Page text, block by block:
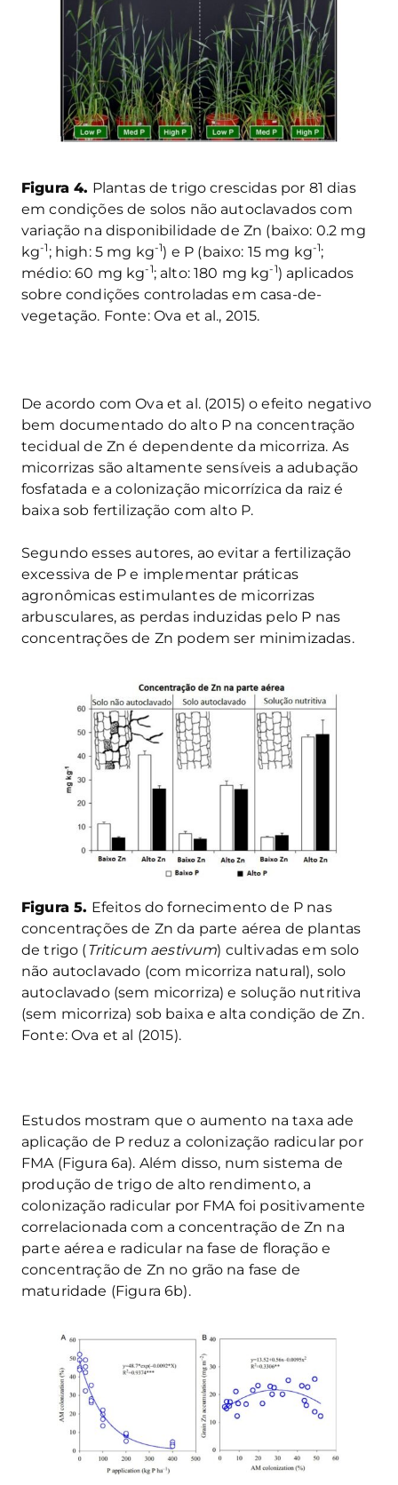
Figura 4. Plantas de trigo crescidas por 81 dias
em condições de solos não autoclavados com
variação na disponibilidade de Zn (baixo: 0.2 mg
kg-1 ; high: 5 mg kg-1) e P (baixo: 15 mg kg-1;
médio: 60 mg kg-1; alto: 180 mg kg-1) aplicados
sobre condições controladas em casa-de-
vegetação. Fonte: Ova et al., 2015.
De acordo com Ova et al. (2015) o efeito negativo
bem documentado do alto P na concentração
tecidual de Zn é dependente da micorriza. As
micorrizas são altamente sensíveis a adubação
fosfatada e a colonização micorrízica da raiz é
baixa sob fertilização com alto P.
Segundo esses autores, ao evitar a fertilização
excessiva de P e implementar práticas
agronômicas estimulantes de micorrizas
arbusculares, as perdas induzidas pelo P nas
concentrações de Zn podem ser minimizadas.
Figura 5. Efeitos do fornecimento de P nas
concentrações de Zn da parte aérea de plantas
de trigo (Triticum aestivum) cultivadas em solo
não autoclavado (com micorriza natural), solo
autoclavado (sem micorriza) e solução nutritiva
(sem micorriza) sob baixa e alta condição de Zn.
Fonte: Ova et al (2015).
Estudos mostram que o aumento na taxa ade
aplicação de P reduz a colonização radicular por
FMA (Figura 6a). Além disso, num sistema de
produção de trigo de alto rendimento, a
colonização radicular por FMA foi positivamente
correlacionada com a concentração de Zn na
parte aérea e radicular na fase de floração e
concentração de Zn no grão na fase de
maturidade (Figura 6b).